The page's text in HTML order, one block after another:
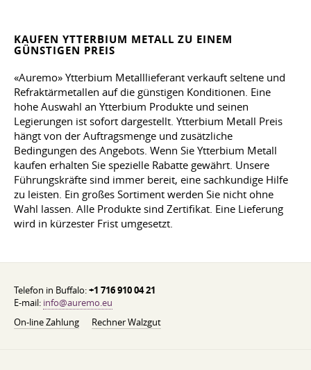
KAUFEN YTTERBIUM METALL ZU EINEM
GÜNSTIGEN PREIS
«Auremo» Ytterbium Metalllieferant verkauft seltene und
Refraktärmetallen auf die günstigen Konditionen. Eine
hohe Auswahl an Ytterbium Produkte und seinen
Legierungen ist sofort dargestellt. Ytterbium Metall Preis
hängt von der Auftragsmenge und zusätzliche
Bedingungen des Angebots. Wenn Sie Ytterbium Metall
kaufen erhalten Sie spezielle Rabatte gewährt. Unsere
Führungskräfte sind immer bereit, eine sachkundige Hilfe
zu leisten. Ein großes Sortiment werden Sie nicht ohne
Wahl lassen. Alle Produkte sind Zertifikat. Eine Lieferung
wird in kürzester Frist umgesetzt.
Telefon in Buffalo:+1 716 910 04 21
E-mail: info@auremo.eu
On-line Zahlung
Rechner Walzgut